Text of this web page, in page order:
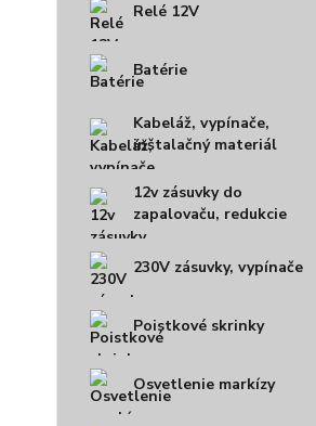
Relé 12V
Batérie
Kabeláž, vypínače,
inštalačný materiál
12v zásuvky do
zapalovaču, redukcie
230V zásuvky, vypínače
Poistkové skrinky
Osvetlenie markízy